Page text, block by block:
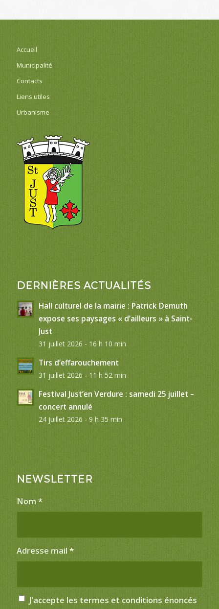
Accueil
Municipalité
Contacts
Liens utiles
Urbanisme
DERNIÈRES ACTUALITÉS
Hall culturel de la mairie : Patrick Demuth
expose ses paysages « d’ailleurs » à Saint-
Just
31 juillet 2026 - 16 h 10 min
Tirs d’effarouchement
31 juillet 2026 - 11 h 52 min
Festival Just’en Verdure : samedi 25 juillet –
concert annulé
24 juillet 2026 - 9 h 35 min
NEWSLETTER
Nom *
Adresse mail *
J'accepte les termes et conditions énoncés